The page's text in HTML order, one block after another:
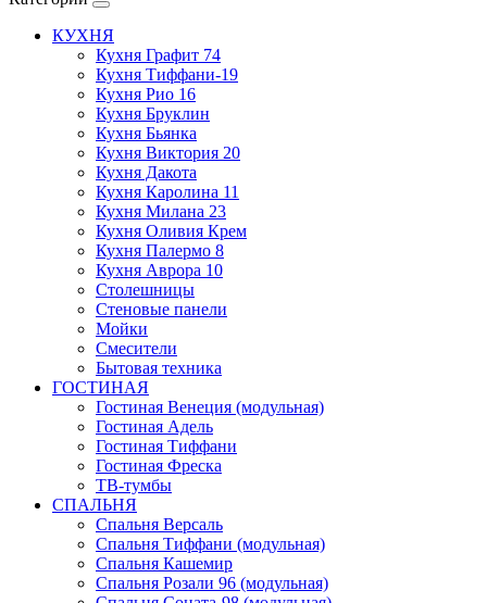
КУХНЯ
Кухня Графит 74
Кухня Тиффани-19
Кухня Рио 16
Кухня Бруклин
Кухня Бьянка
Кухня Виктория 20
Кухня Дакота
Кухня Каролина 11
Кухня Милана 23
Кухня Оливия Крем
Кухня Палермо 8
Кухня Аврора 10
Столешницы
Стеновые панели
Мойки
Смесители
Бытовая техника
ГОСТИНАЯ
Гостиная Венеция (модульная)
Гостиная Адель
Гостиная Тиффани
Гостиная Фреска
ТВ-тумбы
СПАЛЬНЯ
Спальня Версаль
Спальня Тиффани (модульная)
Спальня Кашемир
Спальня Розали 96 (модульная)